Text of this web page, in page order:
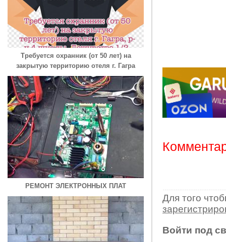
Требуется охранник (от 50 лет) на
закрытую территорию отеля г. Гагра
РЕМОНТ ЭЛЕКТРОННЫХ ПЛАТ
Для того
Войти под